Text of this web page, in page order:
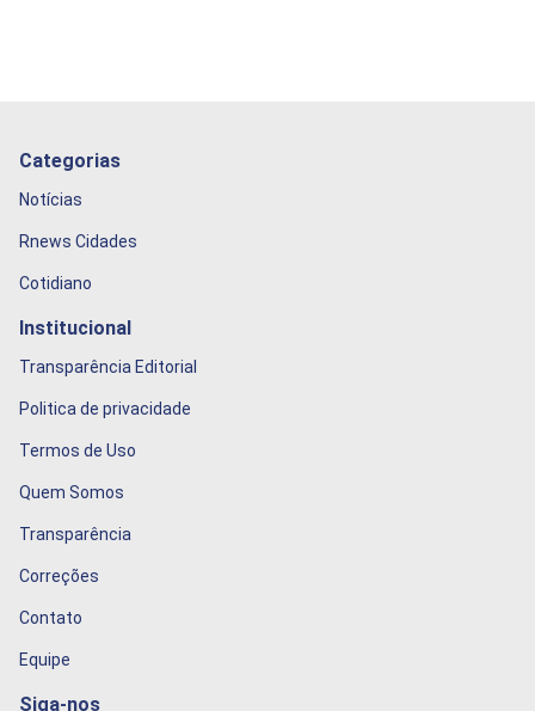
Categorias
Notícias
Rnews Cidades
Cotidiano
Institucional
Transparência Editorial
Politica de privacidade
Termos de Uso
Quem Somos
Transparência
Correções
Contato
Equipe
Siga-nos